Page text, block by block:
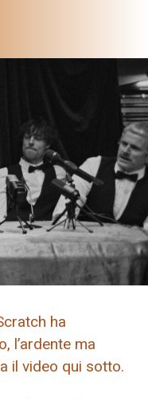
ha
l’ardente ma
il video qui sotto.